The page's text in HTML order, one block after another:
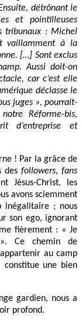
détrônant le
et pointilleuses
tribunaux : Michel
vaillamment à la
[…] Sont exclus
Aussi doit-on
car c’est elle
déclasse le
juges », pourrait-
Réforme-bis,
d’entreprise et
! Par la grâce de
des followers, fans
Jésus-Christ, les
avons sciemment
; nous
son ego, ignorant
fièrement : « Je
». Ce chemin de
au camp
une bien
gardien, nous a
profond.